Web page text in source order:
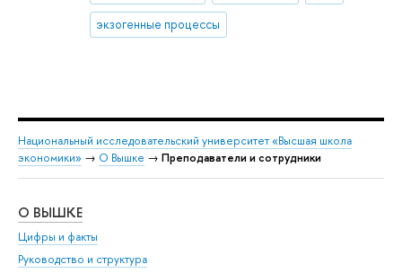
экзогенные процессы
Национальный исследовательский университет «Высшая школа
экономики» → О Вышке → Преподаватели и сотрудники
О ВЫШКЕ
Цифры и факты
Руководство и структура